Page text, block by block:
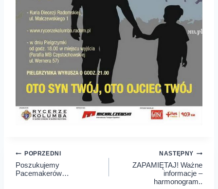
Nawigacja
wpisu
POPRZEDNI
Poszukujemy
Pacemakerów…
NASTĘPNY
ZAPAMIĘTAJ! Ważne
informacje –
harmonogram..